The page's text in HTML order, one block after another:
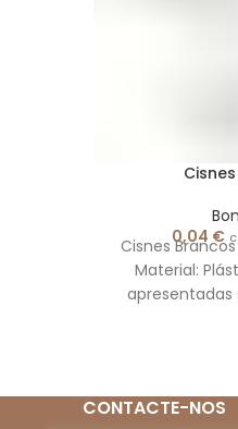
0,04 €
Cisnes
Material:
CONTACTE-NOS